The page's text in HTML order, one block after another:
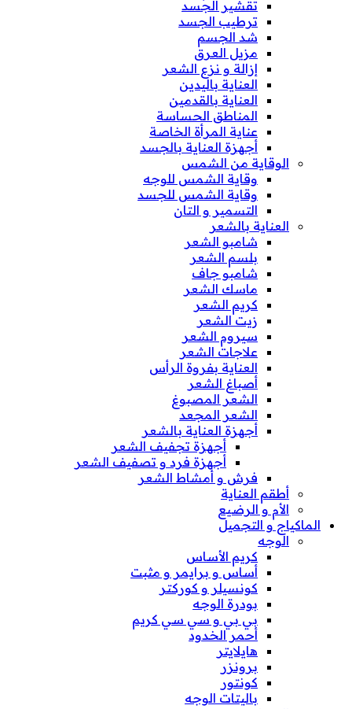
تقشير الجسد
ترطيب الجسد
شد الجسم
مزيل العرق
إزالة و نزع الشعر
العناية باليدين
العناية بالقدمين
المناطق الحساسة
عناية المرأة الخاصة
أجهزة العناية بالجسد
الوقاية من الشمس
وقاية الشمس للوجه
وقاية الشمس للجسد
التسمير و التان
العناية بالشعر
شامبو الشعر
بلسم الشعر
شامبو جاف
ماسك الشعر
كريم الشعر
زيت الشعر
سيروم الشعر
علاجات الشعر
العناية بفروة الرأس
أصباغ الشعر
الشعر المصبوغ
الشعر المجعد
أجهزة العناية بالشعر
أجهزة تجفيف الشعر
أجهزة فرد و تصفيف الشعر
فرش و أمشاط الشعر
أطقم العناية
الأم و الرضيع
الماكياج و التجميل
الوجه
كريم الأساس
أساس و برايمر و مثبت
كونسيلر و كوركتر
بودرة الوجه
بي بي و سي سي كريم
أحمر الخدود
هايلايتر
برونزر
كونتور
باليتات الوجه